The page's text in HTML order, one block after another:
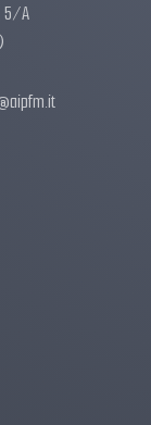
5/A